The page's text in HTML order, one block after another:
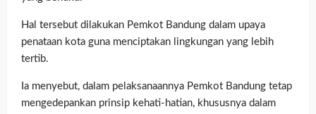
Hal tersebut dilakukan Pemkot Bandung dalam upaya
penataan kota guna menciptakan lingkungan yang lebih
tertib.
Ia menyebut, dalam pelaksanaannya Pemkot Bandung tetap
mengedepankan prinsip kehati-hatian, khususnya dalam